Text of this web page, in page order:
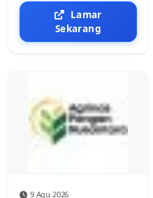
Lamar
Sekarang
9 Agu 2026